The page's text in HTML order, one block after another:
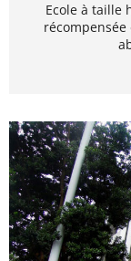
Ecole à taille